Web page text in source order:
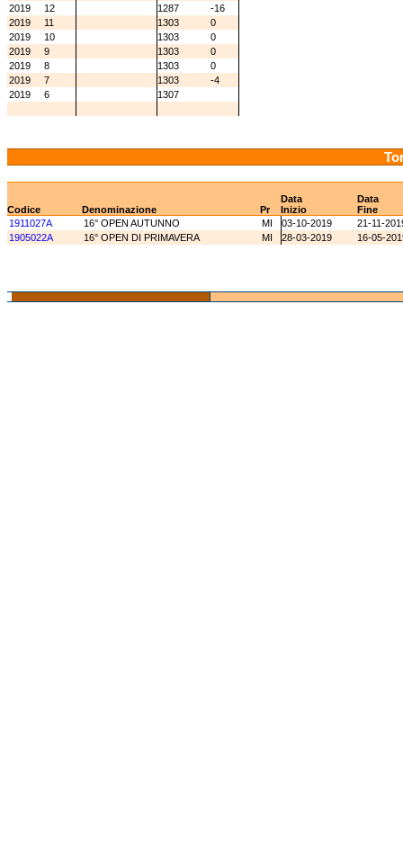
2019
12 1287
-16
2019
11 1303
0
2019
10 1303
0
2019
9 1303
0
2019
8 1303
0
2019
7 1303
-4
2019
6 1307
Data
Data
Codice
Denominazione Pr Inizio
Fine
1911027A
16° OPEN AUTUNNO MI 03-10-2019
21-11-
1905022A
16° OPEN DI PRIMAVERA MI 28-03-2019 16-05-